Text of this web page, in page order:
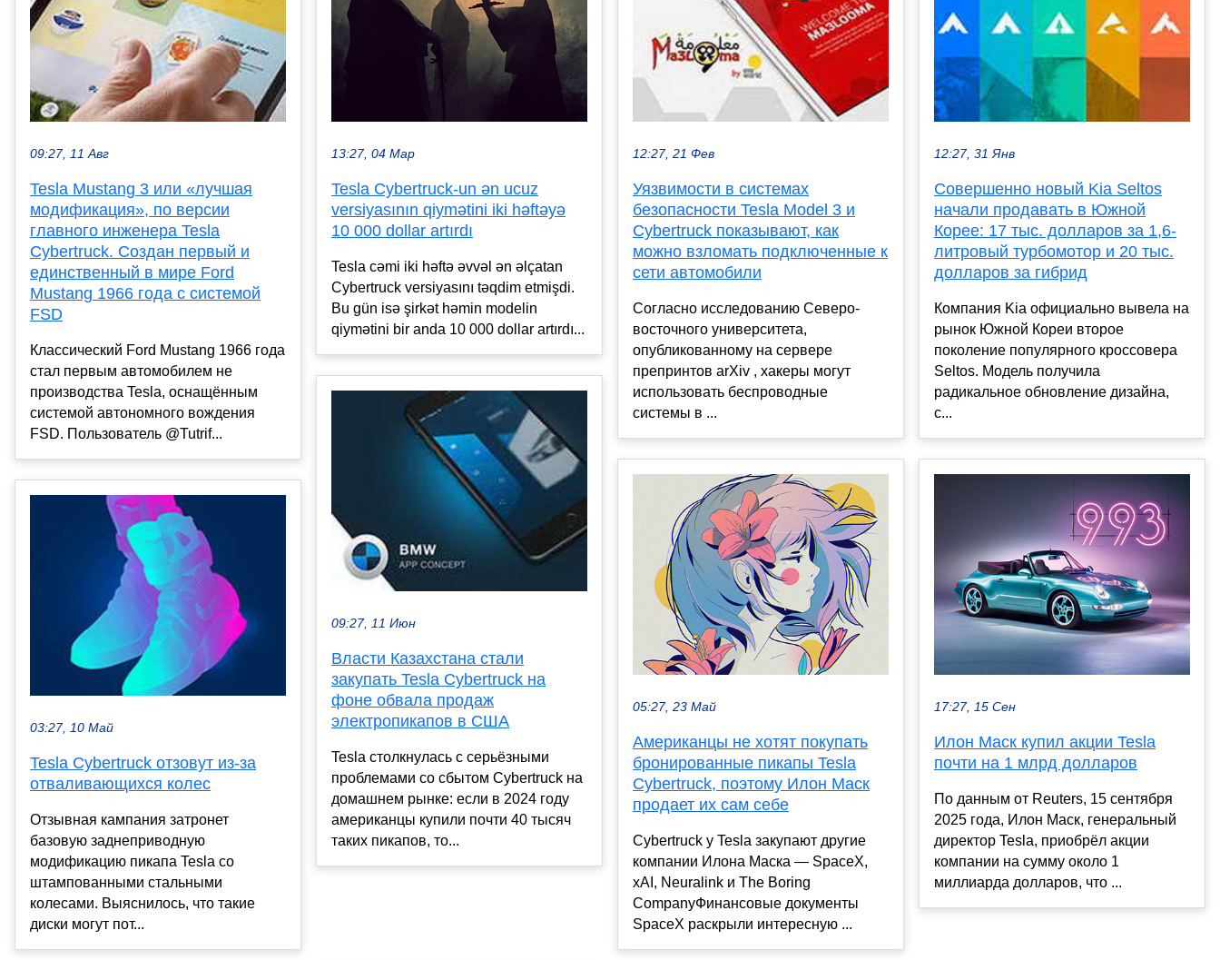
09:27, 11 Авг
Tesla Mustang 3 или «лучшая
модификация», по версии
главного инженера Tesla
Cybertruck. Создан первый и
единственный в мире Ford
Mustang 1966 года с системой
FSD
Классический Ford Mustang 1966 года
стал первым автомобилем не
производства Tesla, оснащённым
системой автономного вождения
FSD. Пользователь @Tutrif...
03:27, 10 Май
Tesla Cybertruck отзовут из-за
отваливающихся колес
Отзывная кампания затронет
базовую заднеприводную
модификацию пикапа Tesla со
штампованными стальными
колесами. Выяснилось, что такие
диски могут пот...
13:27, 04 Мар
Tesla Cybertruck-un ən ucuz
versiyasının qiymətini iki həftəyə
10 000 dollar artırdı
Tesla cəmi iki həftə əvvəl ən əlçatan
Cybertruck versiyasını təqdim etmişdi.
Bu gün isə şirkət həmin modelin
qiymətini bir anda 10 000 dollar artırdı...
09:27, 11 Июн
Власти Казахстана стали
закупать Tesla Cybertruck на
фоне обвала продаж
электропикапов в США
Tesla столкнулась с серьёзными
проблемами со сбытом Cybertruck на
домашнем рынке: если в 2024 году
американцы купили почти 40 тысяч
таких пикапов, то...
12:27, 21 Фев
Уязвимости в системах
безопасности Tesla Model 3 и
Cybertruck показывают, как
можно взломать подключенные к
сети автомобили
Согласно исследованию Северо-
восточного университета,
опубликованному на сервере
препринтов arXiv , хакеры могут
использовать беспроводные
системы в ...
05:27, 23 Май
Американцы не хотят покупать
бронированные пикапы Tesla
Cybertruck, поэтому Илон Маск
продает их сам себе
Cybertruck у Tesla закупают другие
компании Илона Маска — SpaceX,
xAI, Neuralink и The Boring
CompanyФинансовые документы
SpaceX раскрыли интересную ...
12:27, 31 Янв
Совершенно новый Kia Seltos
начали продавать в Южной
Корее: 17 тыс. долларов за 1,6-
литровый турбомотор и 20 тыс.
долларов за гибрид
Компания Kia официально вывела на
рынок Южной Кореи второе
поколение популярного кроссовера
Seltos. Модель получила
радикальное обновление дизайна,
с...
17:27, 15 Сен
Илон Маск купил акции Tesla
почти на 1 млрд долларов
По данным от Reuters, 15 сентября
2025 года, Илон Маск, генеральный
директор Tesla, приобрёл акции
компании на сумму около 1
миллиарда долларов, что ...